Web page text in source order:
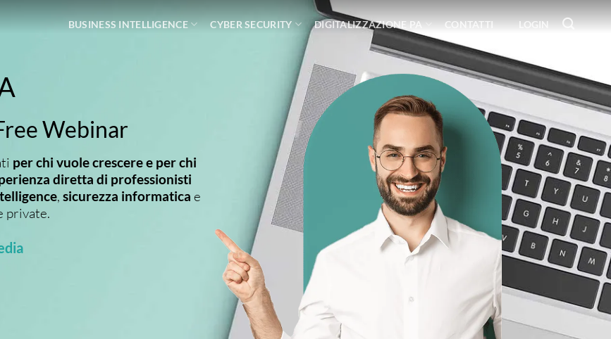
BUSINESS INTELLIGENCE CYBER SECURITY DIGITALIZZAZIONE PA CONTATTI LOGIN
Webinar
per chi vuole crescere e per chi
diretta di professionisti
, sicurezza informatica e
private.